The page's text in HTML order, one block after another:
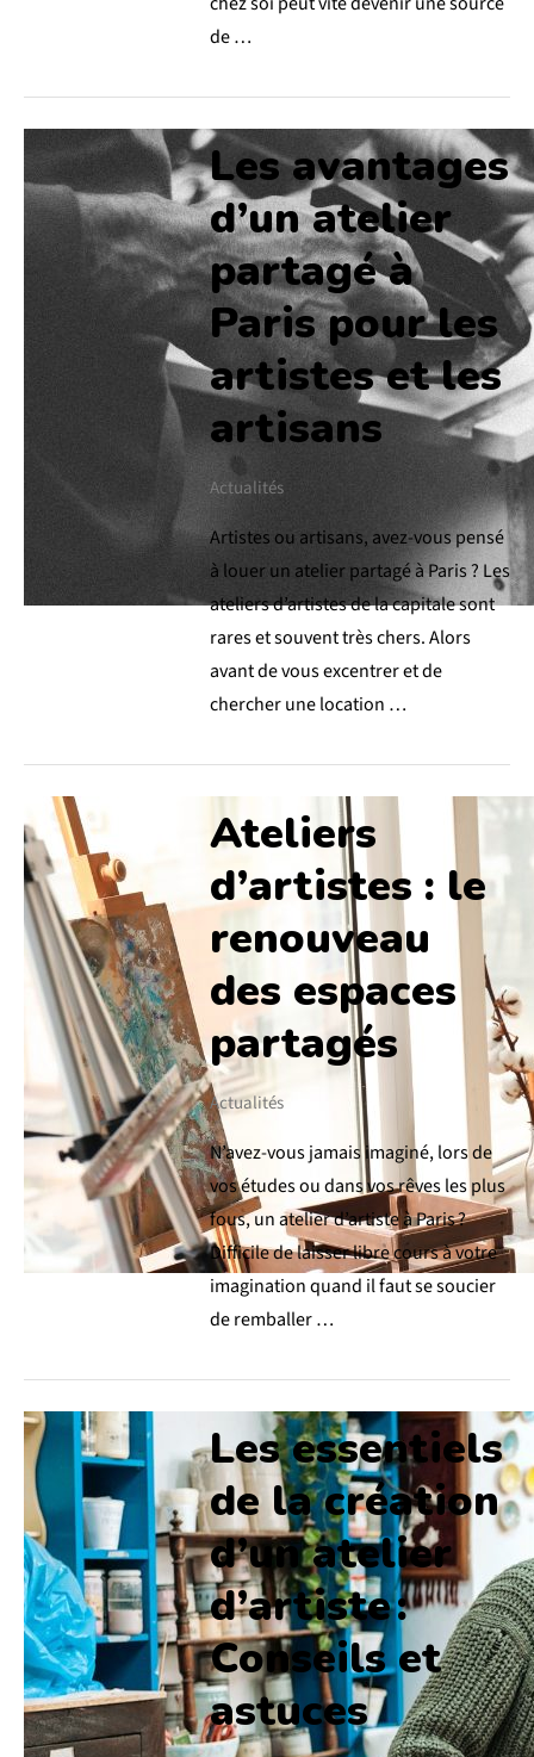
de …
Les avantages
d’un atelier
partagé à
Paris pour les
artistes et les
artisans
Actualités
Artistes ou artisans, avez-vous pensé
à louer un atelier partagé à Paris ? Les
ateliers d’artistes de la capitale sont
rares et souvent très chers. Alors
avant de vous excentrer et de
chercher une location …
Ateliers
d’artistes : le
renouveau
des espaces
partagés
Actualités
N’avez-vous jamais imaginé, lors de
vos études ou dans vos rêves les plus
fous, un atelier d’artiste à Paris ?
Difficile de laisser libre cours à votre
imagination quand il faut se soucier
de remballer …
Les essentiels
de la création
d’un atelier
d’artiste :
Conseils et
astuces